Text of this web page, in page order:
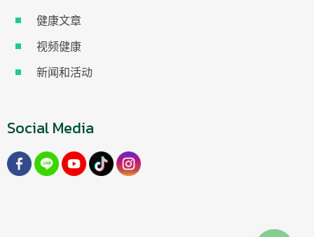
健康文章
视频健康
新闻和活动
Social Media